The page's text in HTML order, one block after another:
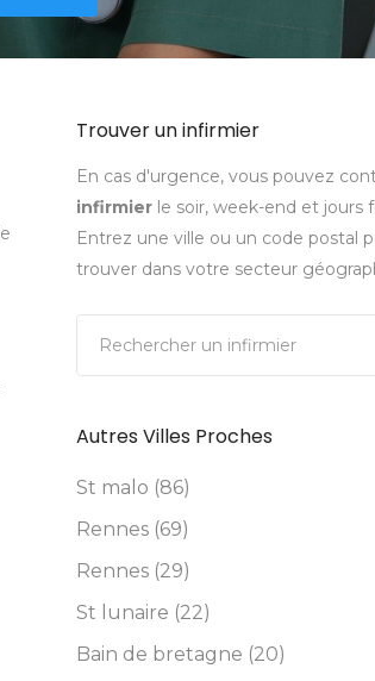
Trouver un infirmier
En cas d'urgence, vous pouvez
infirmier le soir, week-end et jours
Entrez une ville ou un code postal
trouver dans votre secteur
Autres Villes Proches
St malo (86)
Rennes (69)
Rennes (29)
St lunaire (22)
Bain de bretagne (20)